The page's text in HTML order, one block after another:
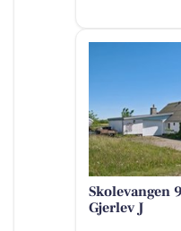
Skolevangen
Gjerlev J